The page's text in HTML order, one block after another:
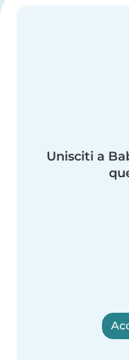
Unisciti a